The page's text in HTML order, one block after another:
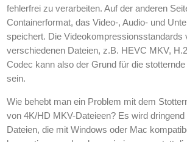
fehlerfrei zu verarbeiten. Auf der anderen
Containerformat, das Video-, Audio- und
speichert. Die Videokompressionsstandards
verschiedenen Dateien, z.B. HEVC MKV,
Codec kann also der Grund für die
sein.
Wie behebt man ein Problem mit dem
von 4K/HD MKV-Dateieen? Es wird
Dateien, die mit Windows oder Mac